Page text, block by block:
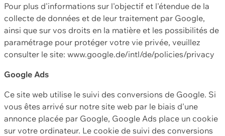
Pour plus d'informations sur l'objectif et l'étendue de la
collecte de données et de leur traitement par Google,
ainsi que sur vos droits en la matière et les possibilités de
paramétrage pour protéger votre vie privée, veuillez
consulter le site: www.google.de/intl/de/policies/privacy
Google Ads
Ce site web utilise le suivi des conversions de Google. Si
vous êtes arrivé sur notre site web par le biais d'une
annonce placée par Google, Google Ads place un cookie
sur votre ordinateur. Le cookie de suivi des conversions